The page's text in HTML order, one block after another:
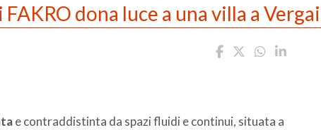
dona luce a una villa a
e contraddistinta da spazi fluidi e continui, situata a